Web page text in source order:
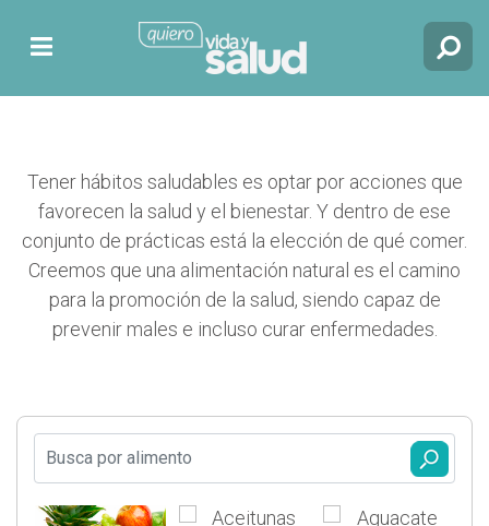
Tener hábitos saludables es optar por acciones que
favorecen la salud y el bienestar. Y dentro de ese
conjunto de prácticas está la elección de qué comer.
Creemos que una alimentación natural es el camino
para la promoción de la salud, siendo capaz de
prevenir males e incluso curar enfermedades.